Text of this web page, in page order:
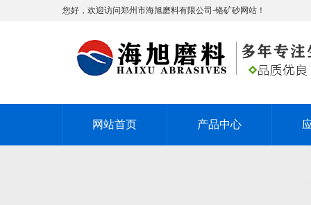
您好，欢迎访问郑州市海旭磨料有限公司-铬矿砂网站！
网站首页 产品中心